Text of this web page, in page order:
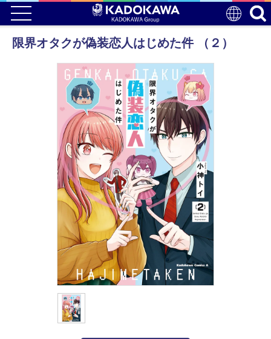
限界オタクが偽装恋人はじめた件 （２）